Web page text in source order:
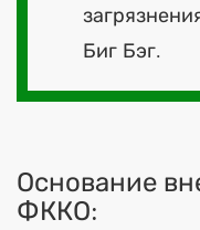
Биг Бэг.
Основание
ФККО: